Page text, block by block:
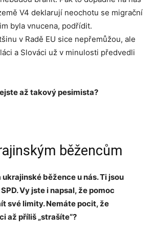
V4 deklarují neochotu se migrační
byla vnucena, podřídit.
v Radě EU sice nepřemůžou, ale
a Slováci už v minulosti předvedli
až takový pesimista?
běžencům
ukrajinské běžence u nás. Ti jsou
Vy jste i napsal, že pomoc
své limity. Nemáte pocit, že
až příliš „strašíte“?